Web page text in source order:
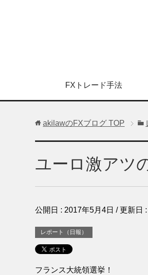
FXトレード手法
akilawのFXブログ TOP
ユーロ激アツ
公開日 : 2017年5月4日 / 更新日 :
レポート（日報）
フランス大統領選挙！